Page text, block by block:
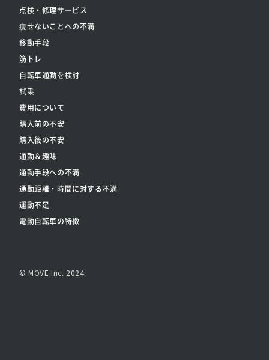
点検・修理サービス
痩せないことへの不満
移動手段
筋トレ
自転車通勤を検討
試乗
費用について
購入前の不安
購入後の不安
通勤＆趣味
通勤手段への不満
通勤距離・時間に対する不満
運動不足
電動自転車の特徴
© MOVE Inc. 2024